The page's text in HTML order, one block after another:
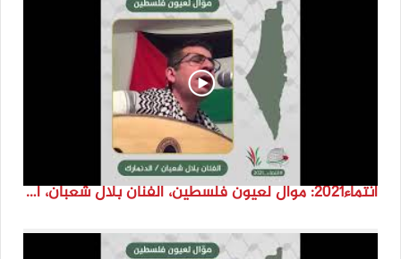
انتماء2021: موال لعيون فلسطين، الفنان بلال شعبان، الدنمارك